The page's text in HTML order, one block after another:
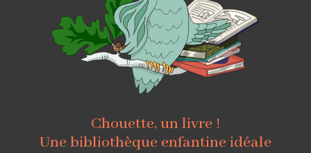
Chouette, un livre !
Une bibliothèque enfantine idéale